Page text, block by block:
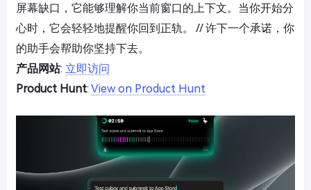
屏幕缺口，它能够理解你当前窗口的上下文。当你开始分
心时，它会轻轻地提醒你回到正轨。 // 许下一个承诺，你
的助手会帮助你坚持下去。
产品网站: 立即访问
Product Hunt: View on Product Hunt